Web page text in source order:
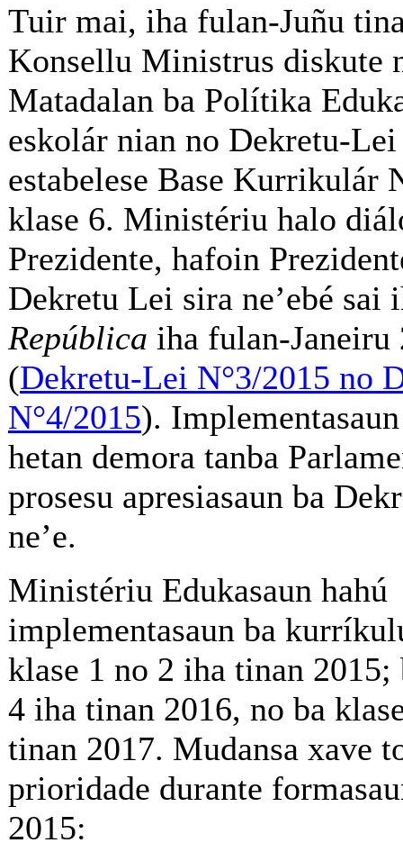
Tuir mai, iha fulan-Juñu
Konsellu Ministrus diskute
Matadalan ba Polítika
eskolár nian no Dekretu-Lei
estabelese Base Kurrikulár
klase 6. Ministériu halo
Prezidente, hafoin
Dekretu Lei sira ne’ebé sai
República iha fulan-Janeiru
(Dekretu-Lei N°3/2015 no
N°4/2015).
hetan demora tanba
prosesu apresiasaun ba
ne’e.
Ministériu Edukasaun hahú
implementasaun ba
klase 1 no 2 iha tinan 2015;
4 iha tinan 2016, no ba
tinan 2017. Mudansa xave
prioridade durante
2015: